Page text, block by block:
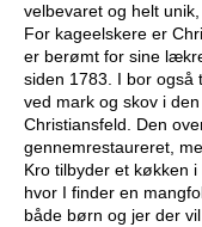
velbevaret og helt
For kageelskere er
er berømt for sine
siden 1783. I bor også
ved mark og skov i
Christiansfeld. Den
gennemrestaureret,
Kro tilbyder et køkken
hvor I finder en
både børn og jer der